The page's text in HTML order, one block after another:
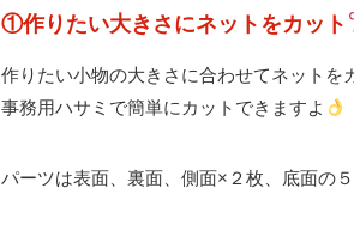
①作りたい大きさにネットをカット
作りたい小物の大きさに合わせてネットを
事務用ハサミで簡単にカットできますよ
パーツは表面、裏面、側面×２枚、底面の５